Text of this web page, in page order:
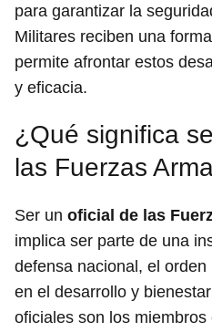
para garantizar la
Militares reciben una
permite afrontar estos
y eficacia.
¿Qué significa
las Fuerzas
Ser un oficial de las
implica ser parte de una
defensa nacional, el
en el desarrollo y
oficiales son los